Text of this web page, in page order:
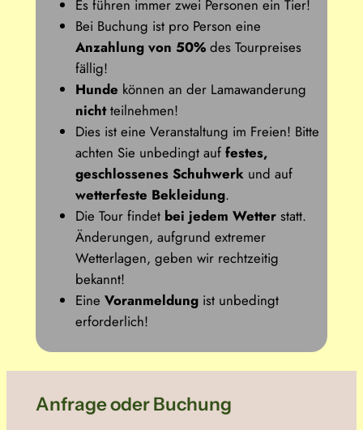
Es führen immer zwei Personen ein Tier!
Bei Buchung ist pro Person eine
Anzahlung von 50%des Tourpreises
fällig!
Hunde können an der Lamawanderung
nichtteilnehmen!
Dies ist eine Veranstaltung im Freien! Bitte
achten Sie unbedingt auf festes,
geschlossenes Schuhwerkund auf
wetterfeste Bekleidung.
Die Tour findet bei jedem Wetterstatt.
Änderungen, aufgrund extremer
Wetterlagen, geben wir rechtzeitig
bekannt!
Eine Voranmeldungist unbedingt
erforderlich!
Anfrage oder Buchung